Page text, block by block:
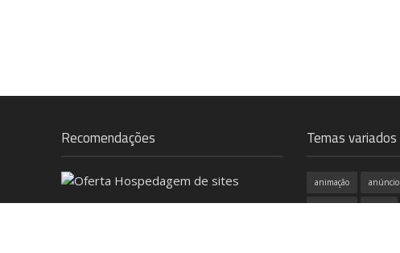
Recomendações Temas variados
animação anúncio